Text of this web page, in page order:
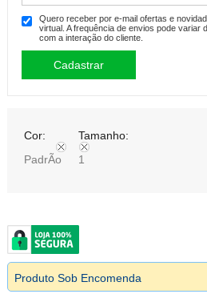
Quero receber por e-mail ofertas e
virtual. A frequência de envios pode variar
com a interação do cliente.
Cor:
PadrÃo
Tamanho:
1
Produto Sob Encomenda